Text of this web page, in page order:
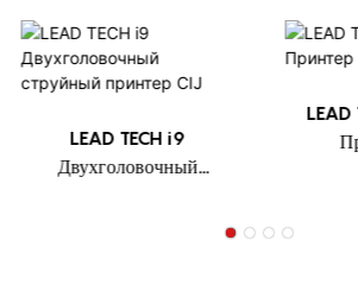
LEAD TECH i9
Двухголовочный